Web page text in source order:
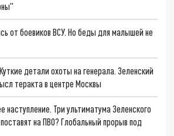
от боевиков ВСУ. Но беды для малышей не
детали охоты на генерала. Зеленский
теракта в центре Москвы
Три ультиматума Зеленского
на ПВО? Глобальный прорыв под